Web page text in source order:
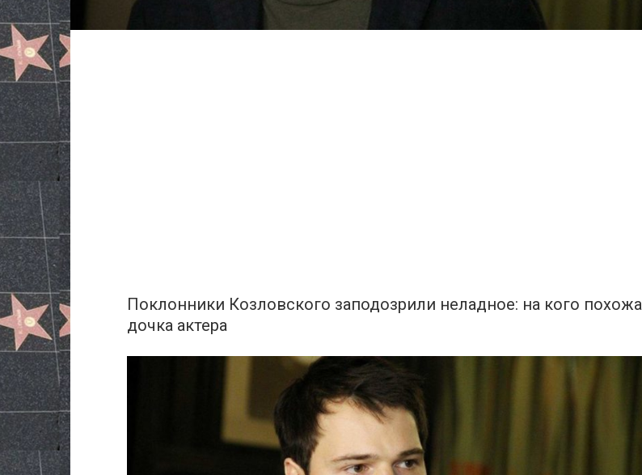
Поклонники Козловского заподозрили неладное: на кого похожа
дочка актера